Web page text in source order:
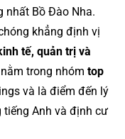
nhất Bồ Đào Nha.
khẳng định vị
tế, quản trị và
trong nhóm top
và là điểm đến lý
Anh và định cư